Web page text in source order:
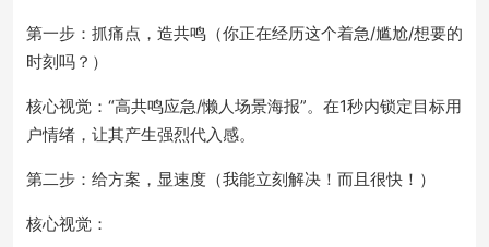
第一步：抓痛点，造共鸣（你正在经历这个着急/尴尬/想要的
时刻吗？）
核心视觉：“高共鸣应急/懒人场景海报”。在1秒内锁定目标用
户情绪，让其产生强烈代入感。
第二步：给方案，显速度（我能立刻解决！而且很快！）
核心视觉：